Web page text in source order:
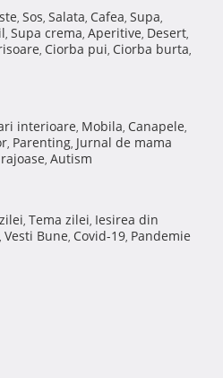
, Sos, Salata, Cafea, Supa,
, Supa crema, Aperitive, Desert,
, Ciorba pui, Ciorba burta,
interioare, Mobila, Canapele,
, Parenting, Jurnal de mama
, Autism
, Tema zilei, Iesirea din
, Vesti Bune, Covid-19, Pandemie